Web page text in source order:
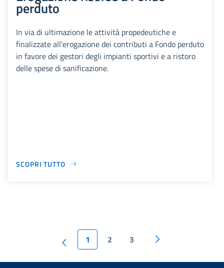
perduto
In via di ultimazione le attività propedeutiche e
finalizzate all’erogazione dei contributi a Fondo perduto
in favore dei gestori degli impianti sportivi e a ristoro
delle spese di sanificazione.
SCOPRI TUTTO
1 2 3